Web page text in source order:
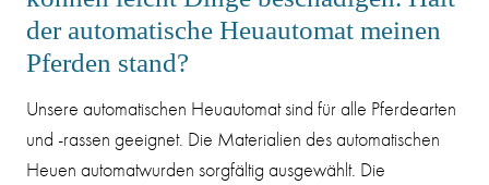
der automatische Heuautomat meinen
Pferden stand?
Unsere automatischen Heuautomat sind für alle Pferdearten
und -rassen geeignet. Die Materialien des automatischen
Heuen automatwurden sorgfältig ausgewählt. Die